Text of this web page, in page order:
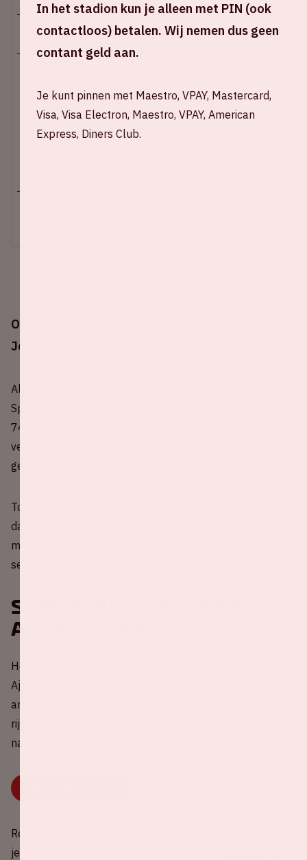
Op zondag 19 februari 2023 speelt Ajax in de
Johan Cruijff ArenA tegen Sparta Rotterdam.
Al maar liefst 125 keer eerder stond Ajax tegenover
Sparta Rotterdam in de Eredivisie. Ajax schreef daarvan
74 overwinningen op zijn naam, 25 wedstrijden gingen
verloren en uit 26 duels kwam geen winnaar: het bleef
gelijk spel.
Totaal werd er door Ajax 306 keer gescoord. Sparta wist
daar tegenover 145 keer het doel te raken. De grootste,
meest recente, thuisoverwinning van Ajax stamt uit
seizoen 2000-2001, het werd maar liefst 9-0.
Samen rijden naar
Ajax - Sparta
Help mee met het reduceren van CO2-uitstoot rondom
Ajax - Sparta 💚 Deel nu jouw lege autostoel(en) met
andere fans of kies een rit uit om mee te rijden. Samen
rijden is veel gezelliger, beter voor je portemonnee én
natuurlijk het milieu. Druk snel op onderstaande knop.
Reis je liever op een andere manier naar de ArenA? Plan
je reis dan zo duurzaam mogelijk via onze
Zo 19 februari 2023
Hoofdingang E open – 14:15 uur
Stadion open – 15:15 uur
Start wedstrijd – 16:45 uur
Einde wedstrijd - 18:30 uur
In het stadion kun je alleen met PIN (ook
contactloos) betalen. Wij nemen dus geen
contant geld aan.
Je kunt pinnen met Maestro, VPAY, Mastercard,
Visa, Visa Electron, Maestro, VPAY, American
Express, Diners Club.